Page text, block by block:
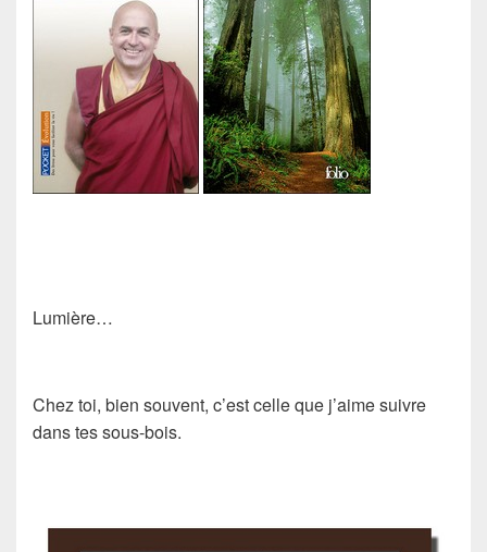
Lumière…
Chez toi, bien souvent, c’est celle que j’aime suivre
dans tes sous-bois.